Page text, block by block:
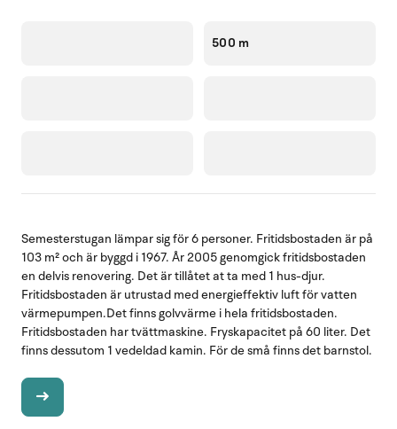
500 m
Semesterstugan lämpar sig för 6 personer. Fritidsbostaden är på
103 m² och är byggd i 1967. År 2005 genomgick fritidsbostaden
en delvis renovering. Det är tillåtet at ta med 1 hus-djur.
Fritidsbostaden är utrustad med energieffektiv luft för vatten
värmepumpen.Det finns golvvärme i hela fritidsbostaden.
Fritidsbostaden har tvättmaskine. Fryskapacitet på 60 liter. Det
finns dessutom 1 vedeldad kamin. För de små finns det barnstol.